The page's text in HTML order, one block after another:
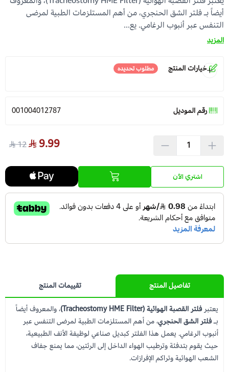
المستلزمات الجراحية
عدسات يومية
عرض الكل
Orthodontics
Prevention& Oral Hygiene
X-ray
Students Training & Instruments
أيضاً بـ فلتر الشق الحنجري، من أهم المستلزمات الطبية لمرضى
التنفس عبر أنبوب الرغامي. يع...
المزيد
خيارات المنتج مطلوب تحديده
رقم الموديل 001004012787
9.99
12
اشتري الآن
تفاصيل المنتج تقييمات المنتج
يعتبر فلتر القصبة الهوائية (Tracheostomy HME Filter)
، والمعروف أيضاً
بـفلتر الشق الحنجري، من أهم المستلزمات الطبية لمرضى التنفس عبر
أنبوب الرغامي. يعمل هذا الفلتر كبديل صناعي لوظيفة الأنف الطبيعية،
حيث يقوم بتدفئة وترطيب الهواء الداخل إلى الرئتين، مما يمنع جفاف
الشعب الهوائية وتراكم الإفرازات.